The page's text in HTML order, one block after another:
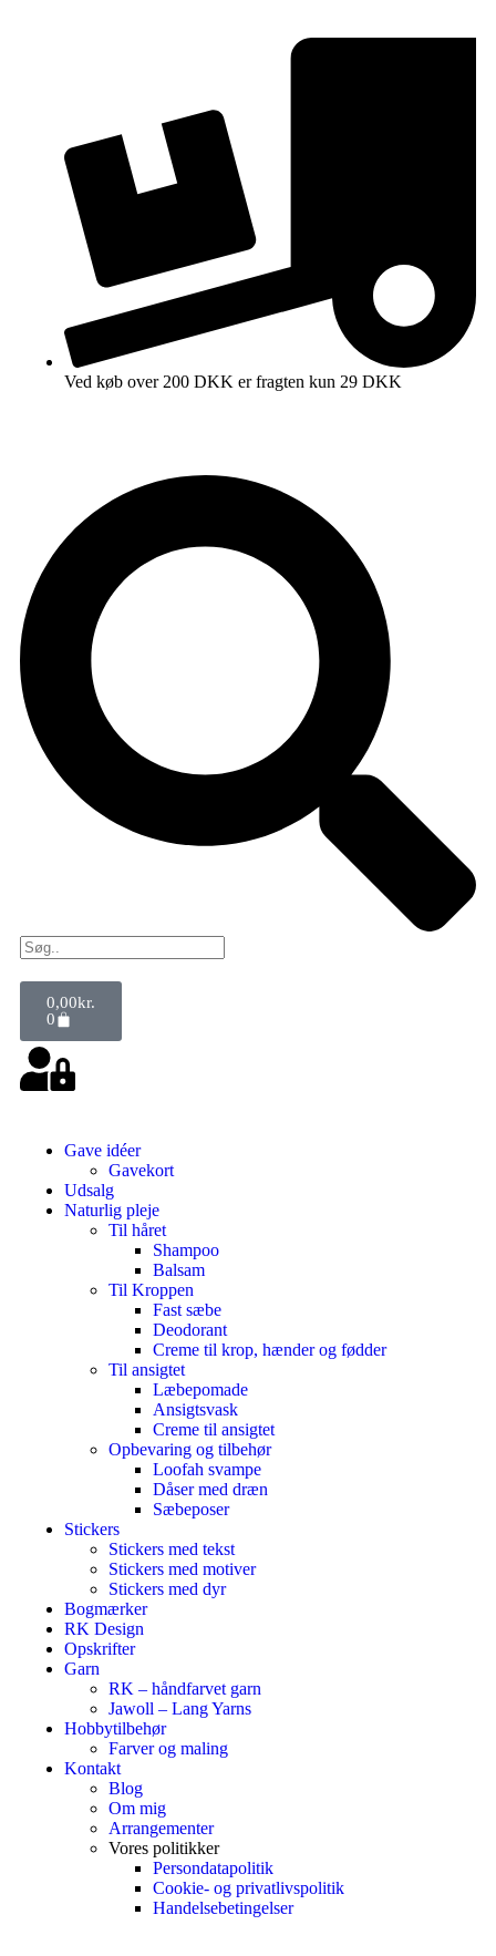
Ved køb over 200 DKK er fragten kun 29 DKK
0,00kr.
0
Gave idéer
Gavekort
Udsalg
Naturlig pleje
Til håret
Shampoo
Balsam
Til Kroppen
Fast sæbe
Deodorant
Creme til krop, hænder og fødder
Til ansigtet
Læbepomade
Ansigtsvask
Creme til ansigtet
Opbevaring og tilbehør
Loofah svampe
Dåser med dræn
Sæbeposer
Stickers
Stickers med tekst
Stickers med motiver
Stickers med dyr
Bogmærker
RK Design
Opskrifter
Garn
RK – håndfarvet garn
Jawoll – Lang Yarns
Hobbytilbehør
Farver og maling
Kontakt
Blog
Om mig
Arrangementer
Vores politikker
Persondatapolitik
Cookie- og privatlivspolitik
Handelsebetingelser